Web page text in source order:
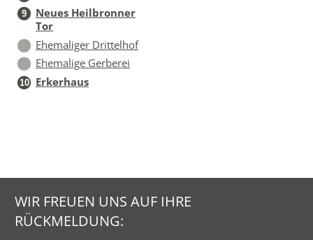
9
Neues Heilbronner
Tor
Ehemaliger Drittelhof
Ehemalige Gerberei
10 Erkerhaus
WIR FREUEN UNS AUF IHRE
RÜCKMELDUNG: